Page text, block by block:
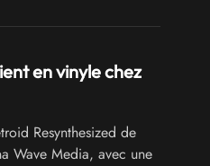
en vinyle chez
Resynthesized de
Wave Media, avec une